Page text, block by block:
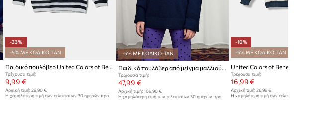
-33%
-5% ΜΕ ΚΩΔΙΚΟ: TAN
Παιδικό πουλόβερ United Colors of Benetton
Τρέχουσα τιμή:
9,99 €
Αρχική τιμή: 29,90 €
Η χαμηλότερη τιμή των τελευταίων 30 ημερών προ
-5% ΜΕ ΚΩΔΙΚΟ: TAN
Παιδικό πουλόβερ από μείγμα μαλλιού Mini Rodini Flowers
Τρέχουσα τιμή:
47,99 €
Αρχική τιμή:109,90 €
Η χαμηλότερη τιμή των τελευταίων 30 ημερών προ
-10%
-5% ΜΕ ΚΩΔΙΚΟ: TAN
Τρέχουσα τιμή:
16,99 €
Αρχική τιμή: 28,99 €
Η χαμηλότερη τιμή των τελευταίων